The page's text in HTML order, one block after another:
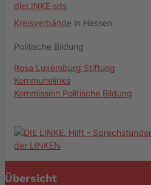
dieLINKE.sds
Kreisverbände in Hessen
Politische Bildung
Rosa Luxemburg Stiftung
Kommunelinks
Kommission Politische Bildung
Übersicht